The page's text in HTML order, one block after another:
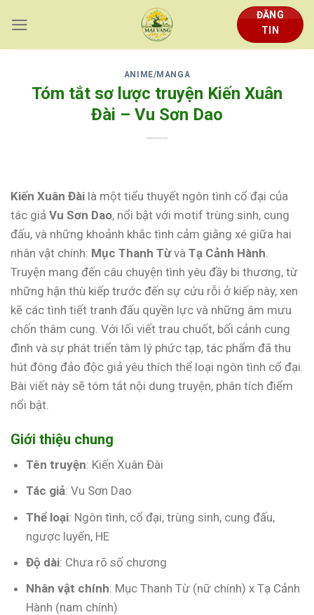
content
ĐĂNG
TIN
ANIME/MANGA
Tóm tắt sơ lược truyện Kiến Xuân
Đài – Vu Sơn Dao
Kiến Xuân Đài là một tiểu thuyết ngôn tình cổ đại của
tác giả Vu Sơn Dao, nổi bật với motif trùng sinh, cung
đấu, và những khoảnh khắc tình cảm giằng xé giữa hai
nhân vật chính: Mục Thanh Từvà Tạ Cảnh Hành
Truyện mang đến câu chuyện tình yêu đầy bi thương, từ
những hận thù kiếp trước đến sự cứu rỗi ở kiếp này, xen
kẽ các tình tiết tranh đấu quyền lực và những âm mưu
chốn thâm cung. Với lối viết trau chuốt, bối cảnh cung
đình và sự phát triển tâm lý phức tạp, tác phẩm đã thu
hút đông đảo độc giả yêu thích thể loại ngôn tình cổ đại.
Bài viết này sẽ tóm tắt nội dung truyện, phân tích điểm
nổi bật.
Giới thiệu chung
Tên truyện: Kiến Xuân Đài
Tác giả: Vu Sơn Dao
Thể loại: Ngôn tình, cổ đại, trùng sinh, cung đấu,
ngược luyến, HE
Độ dài: Chưa rõ số chương
Nhân vật chính: Mục Thanh Từ (nữ chính) x Tạ Cảnh
Hành (nam chính)